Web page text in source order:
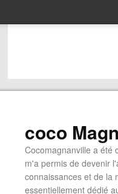
coco
Cocomagnanville a été
m'a permis de devenir
connaissances et de la
essentiellement dédié